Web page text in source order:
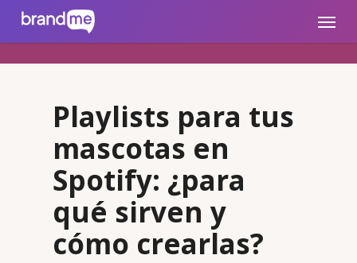
brandme.la Menu
Playlists para tus
mascotas en
Spotify: ¿para
qué sirven y
cómo crearlas?